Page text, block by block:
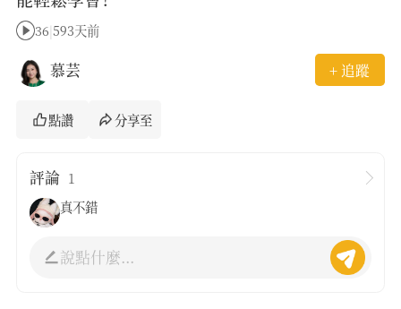
36 |593天前
慕芸 + 追蹤
點讚 分享至
評論 1
真不錯
說點什麼...